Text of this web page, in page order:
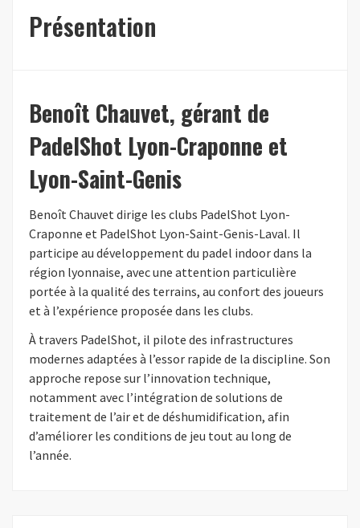
Présentation
Benoît Chauvet, gérant de
PadelShot Lyon-Craponne et
Lyon-Saint-Genis
Benoît Chauvet dirige les clubs PadelShot Lyon-
Craponne et PadelShot Lyon-Saint-Genis-Laval. Il
participe au développement du padel indoor dans la
région lyonnaise, avec une attention particulière
portée à la qualité des terrains, au confort des joueurs
et à l’expérience proposée dans les clubs.
À travers PadelShot, il pilote des infrastructures
modernes adaptées à l’essor rapide de la discipline. Son
approche repose sur l’innovation technique,
notamment avec l’intégration de solutions de
traitement de l’air et de déshumidification, afin
d’améliorer les conditions de jeu tout au long de
l’année.